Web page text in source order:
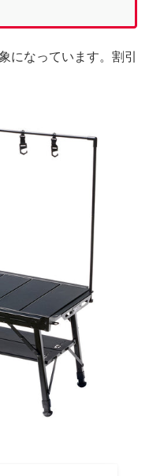
になっています。割引